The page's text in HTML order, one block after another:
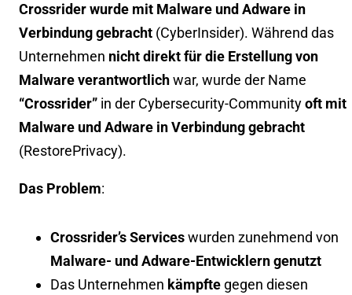
Crossrider wurde mit Malware und Adware in
Verbindung gebracht (CyberInsider). Während das
Unternehmen nicht direkt für die Erstellung von
Malware verantwortlichwar, wurde der Name
“Crossrider” in der Cybersecurity-Communityoft mit
Malware und Adware in Verbindung gebracht
(RestorePrivacy).
Das Problem:
Crossrider’s Serviceswurden zunehmend von
Malware- und Adware-Entwicklern genutzt
Das Unternehmen kämpfte gegen diesen